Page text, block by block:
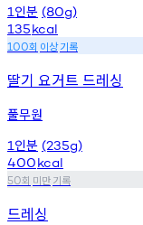
1 인분 (80g)
135kcal
100회 이상기록
딸기 요거트 드레싱
풀무원
1 인분 (235g)
400kcal
50회 미만기록
드레싱